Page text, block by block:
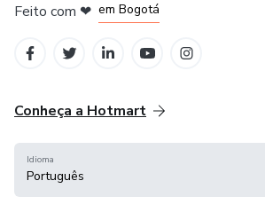
Feito com ❤ em Bogotá
Conheça a Hotmart
Idioma
Português